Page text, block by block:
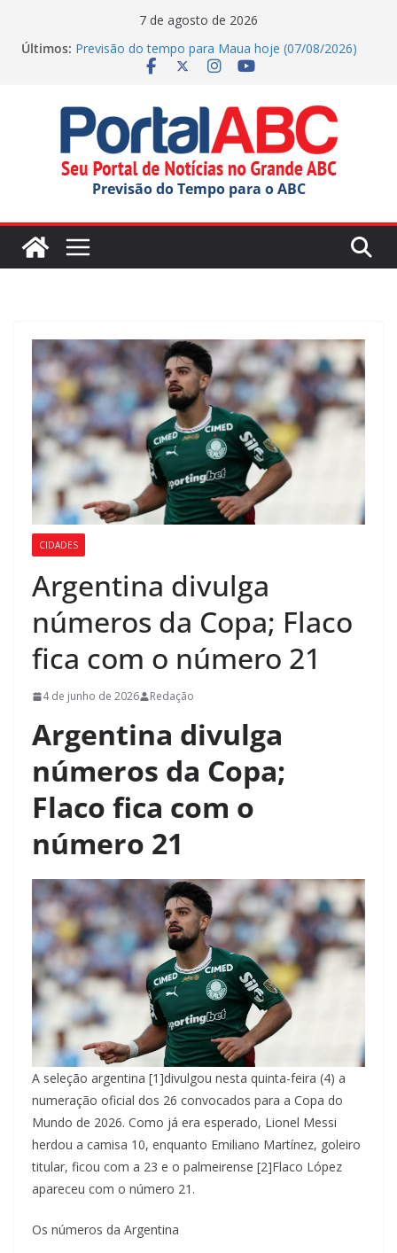
7 de agosto de 2026
Últimos: Previsão do tempo para Maua hoje (07/08/2026)
Agenda Cultural traz de música e teatro gratuito no
Previsão do tempo para Rio Grande Da Serra hoje
(07/08/2026)
Previsão do tempo para Ribeirao Pires hoje
(07/08/2026)
Previsão do tempo para Diadema hoje
(07/08/2026)
Previsão do Tempo para o ABC
CIDADES
Argentina divulga
números da Copa; Flaco
fica com o número 21
4 de junho de 2026 Redação
Argentina divulga
números da Copa;
Flaco fica com o
número 21
A seleção argentina [1]divulgou nesta quinta-feira (4) a
numeração oficial dos 26 convocados para a Copa do
Mundo de 2026. Como já era esperado, Lionel Messi
herdou a camisa 10, enquanto Emiliano Martínez, goleiro
titular, ficou com a 23 e o palmeirense [2]Flaco López
apareceu com o número 21.
Os números da Argentina